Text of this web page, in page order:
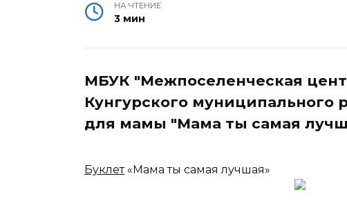
НА ЧТЕНИЕ
3 мин
МБУК "Межпоселенческая
Кунгурского муниципального
для мамы "Мама ты самая
Буклет«Мама ты самая лучшая»